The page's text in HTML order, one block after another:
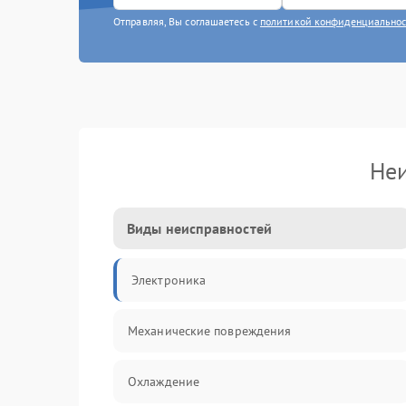
Отправляя, Вы соглашаетесь с политикой
Виды неисправностей
Электроника
Механические повреждения
Охлаждение